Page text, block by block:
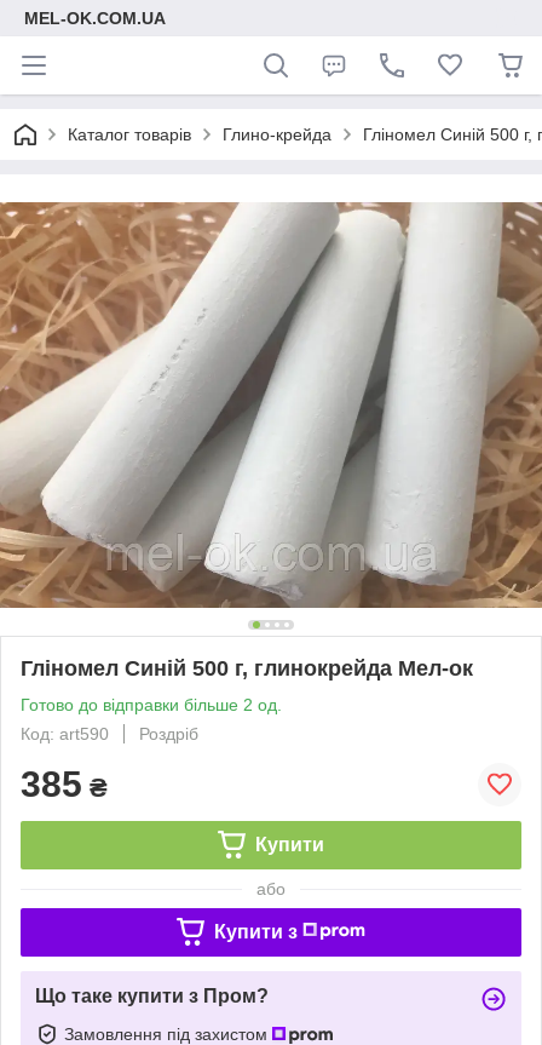
MEL-OK.COM.UA
Каталог товарів Глино-крейда Гліномел Синій 500
Гліномел Синій 500 г, глинокрейда Мел-ок
Готово до відправки більше 2 од.
Код: art590
Роздріб
385 ₴
Купити
або
Купити з
Що таке купити з Пром?
Замовлення під захистом